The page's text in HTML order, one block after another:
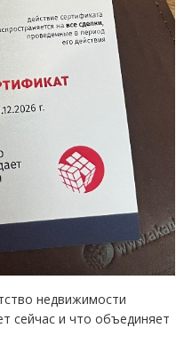
недвижимости
сейчас и что объединяет